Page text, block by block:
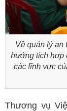
Về quản lý an
hướng tích hợp
các lĩnh vực
Thương vụ